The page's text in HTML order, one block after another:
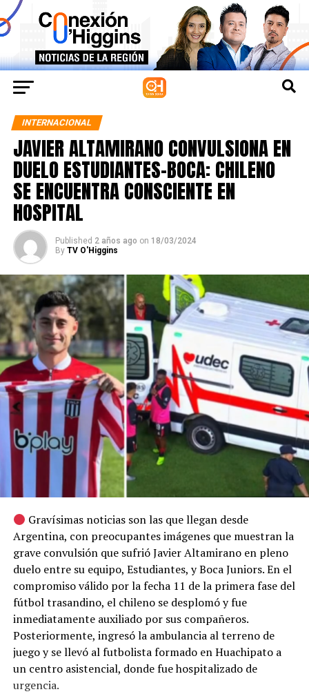
INTERNACIONAL
JAVIER ALTAMIRANO CONVULSIONA EN
DUELO ESTUDIANTES-BOCA: CHILENO
SE ENCUENTRA CONSCIENTE EN
HOSPITAL
Published 2 años ago on 18/03/2024
By TV O'Higgins
Gravísimas noticias son las que llegan desde
Argentina, con preocupantes imágenes que muestran la
grave convulsión que sufrió Javier Altamirano en pleno
duelo entre su equipo, Estudiantes, y Boca Juniors. En el
compromiso válido por la fecha 11 de la primera fase del
fútbol trasandino, el chileno se desplomó y fue
inmediatamente auxiliado por sus compañeros.
Posteriormente, ingresó la ambulancia al terreno de
juego y se llevó al futbolista formado en Huachipato a
un centro asistencial, donde fue hospitalizado de
urgencia.